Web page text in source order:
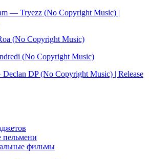
— Tryezz (No Copyright Music) |
(No Copyright Music)
(No Copyright Music)
DP (No Copyright Music) | Release
пельмени
фильмы